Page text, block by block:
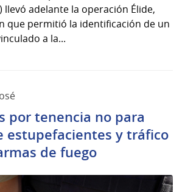
llevó adelante la operación Élide,
que permitió la identificación de un
a la...
por tenencia no para
estupefacientes y tráfico
de fuego